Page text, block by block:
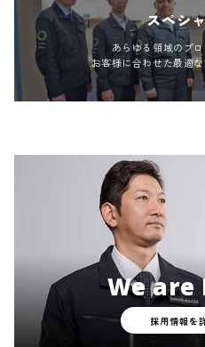
スペシ
あらゆる領域のプ
お客様に合わせた最適
We are
採用情報を